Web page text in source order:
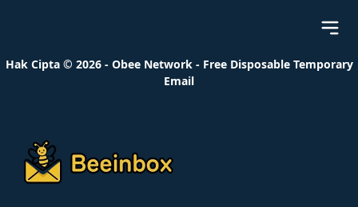
Hak Cipta © 2026 - Obee Network - Free Disposable Temporary
Email